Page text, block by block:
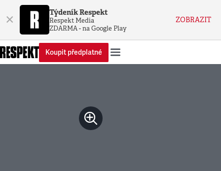
× Týdeník Respekt
Respekt Media
ZDARMA - na Google Play
ZOBRAZIT
Koupit předplatné